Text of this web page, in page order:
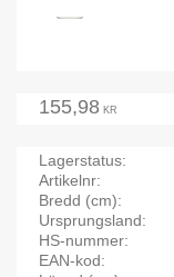
155,98 KR
Lagerstatus
Artikelnr
Bredd (cm)
Ursprungsland
HS-nummer
EAN-kod